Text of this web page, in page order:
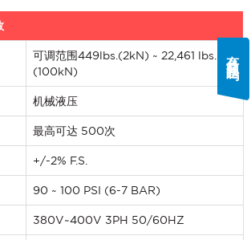
可调范围449lbs.(2kN) ~ 22,461 lbs.
(100kN)
机械液压
最高可达 500次
+/-2% F.S.
90 ~ 100 PSI (6-7 BAR)
380V~400V 3PH 50/60HZ
有什么问题吗?